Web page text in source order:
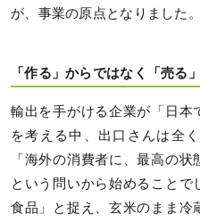
が、事業の原点となりました。
「作る」からではなく「売る
輸出を手がける企業が「日本
を考える中、出口さんは全
「海外の消費者に、最高の状
という問いから始めること
食品」と捉え、玄米のまま冷